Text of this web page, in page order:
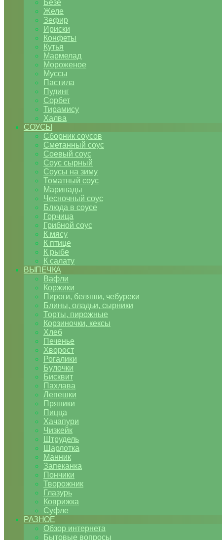
Безе
Желе
Зефир
Ириски
Конфеты
Кутья
Мармелад
Мороженое
Муссы
Пастила
Пудинг
Сорбет
Тирамису
Халва
СОУСЫ
Сборник соусов
Сметанный соус
Соевый соус
Соус сырный
Соусы на зиму
Томатный соус
Маринады
Чесночный соус
Блюда в соусе
Горчица
Грибной соус
К мясу
К птице
К рыбе
К салату
ВЫПЕЧКА
Вафли
Коржики
Пироги, беляши, чебуреки
Блины, оладьи, сырники
Торты, пирожные
Корзиночки, кексы
Хлеб
Печенье
Хворост
Рогалики
Булочки
Бисквит
Пахлава
Лепешки
Пряники
Пицца
Хачапури
Чизкейк
Штрудель
Шарлотка
Манник
Запеканка
Пончики
Творожник
Глазурь
Коврижка
Суфле
РАЗНОЕ
Обзор интернета
Бытовые вопросы